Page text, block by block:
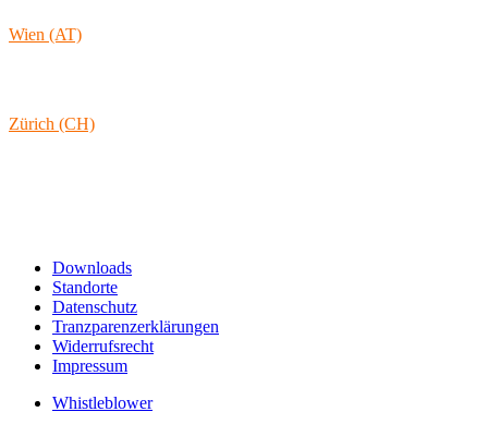
Wien (AT)
Zürich (CH)
Downloads
Standorte
Datenschutz
Tranzparenzerklärungen
Widerrufsrecht
Impressum
Whistleblower